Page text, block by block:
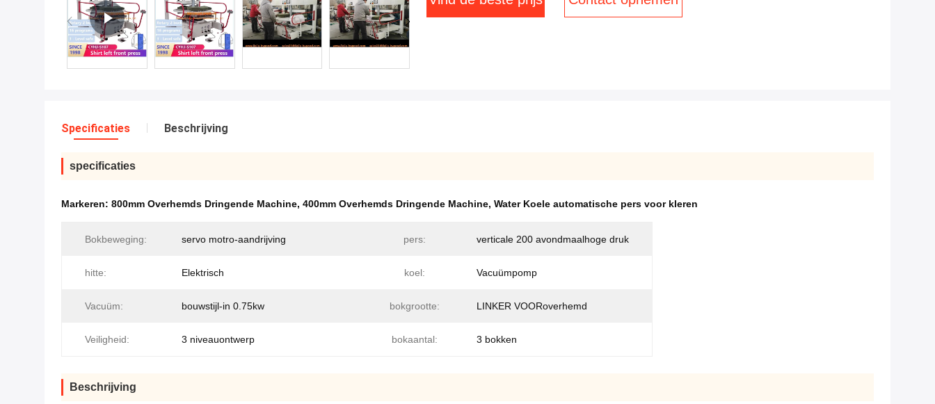
Specificaties Beschrijving
specificaties
Markeren: 800mm Overhemds Dringende Machine, 400mm Overhemds Dringende Machine, Water Koele automatische pers voor kleren
Bokbeweging: servo motro-aandrijving pers: verticale 200 avondmaalhoge druk
hitte: Elektrisch koel: Vacuümpomp
Vacuüm: bouwstijl-in 0.75kw bokgrootte: LINKER VOORoverhemd
Veiligheid: 3 niveauontwerp bokaantal: 3 bokken
Beschrijving